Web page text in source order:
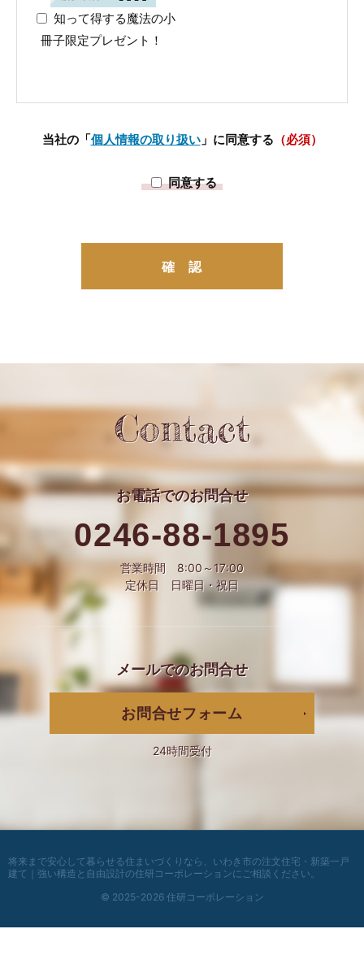
知って得する魔法の小
冊子限定プレゼント！
当社の「個人情報の取り扱い」に同意する （必須）
同意する
Contact
お電話でのお問合せ
0246-88-1895
営業時間 8:00～17:00
定休日 日曜日・祝日
メールでのお問合せ
お問合せフォーム
24時間受付
© 2025-2026 住研コーポレーション
将来まで安心して暮らせる住まいづくりなら、 いわき市の注文住宅・新築一戸
建て｜強い構造と自由設計の住研コーポレーションにご相談ください。